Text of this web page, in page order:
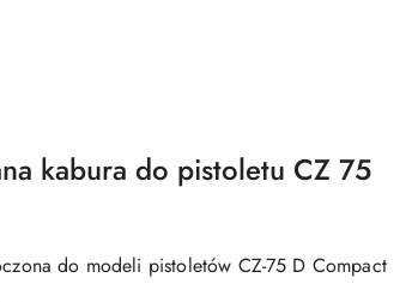
kabura do pistoletu CZ 75
do modeli pistoletów CZ-75 D Compact